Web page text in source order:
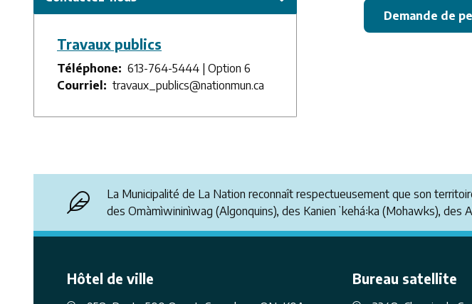
Travaux publics
Téléphone
613-764-5444 | Option 6
Courriel
travaux_publics@nationmun.ca
Demande de
La Municipalité de La Nation reconnaît respectueusement que son
des Omàmìwininìwag (Algonquins), des Kanienʼkehá꞉ka (Mohawks),
Hôtel de ville Bureau satellite